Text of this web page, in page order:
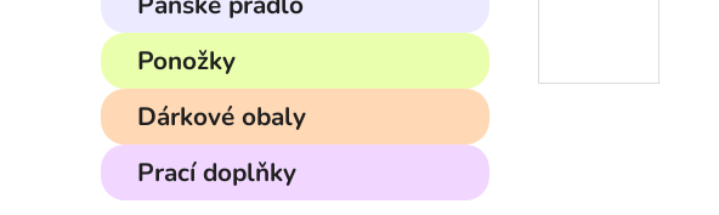
Ponožky
Dárkové obaly
Prací doplňky